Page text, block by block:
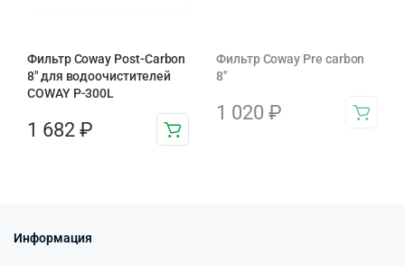
Фильтр Coway Post-Carbon
8″ для водоочистителей
COWAY P-300L
1 682 ₽
Фильтр Coway Pre carbon
8″
1 020 ₽
Информация